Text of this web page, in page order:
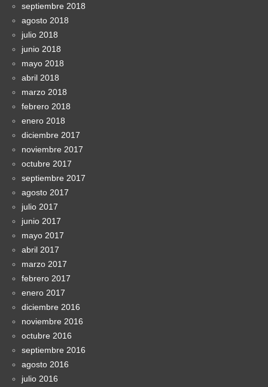
septiembre 2018
agosto 2018
julio 2018
junio 2018
mayo 2018
abril 2018
marzo 2018
febrero 2018
enero 2018
diciembre 2017
noviembre 2017
octubre 2017
septiembre 2017
agosto 2017
julio 2017
junio 2017
mayo 2017
abril 2017
marzo 2017
febrero 2017
enero 2017
diciembre 2016
noviembre 2016
octubre 2016
septiembre 2016
agosto 2016
julio 2016